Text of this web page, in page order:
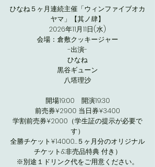
ひなね５ヶ月連続主催「ウィンファイブオカ
ヤマ」【其ノ肆】
2026年11月11日(水)
会場：倉敷クッキージャー
-出演-
ひなね
黒谷ギューン
八塔理沙
開場19:00 開演19:30
前売券¥2900 当日券¥3400
学割前売券¥2000（学生証の提示が必要で
す）
全勝チケット¥14000…５ヶ月分のオリジナル
チケット&非売品特典 付き）
※別途１ドリンク代をご用意ください。